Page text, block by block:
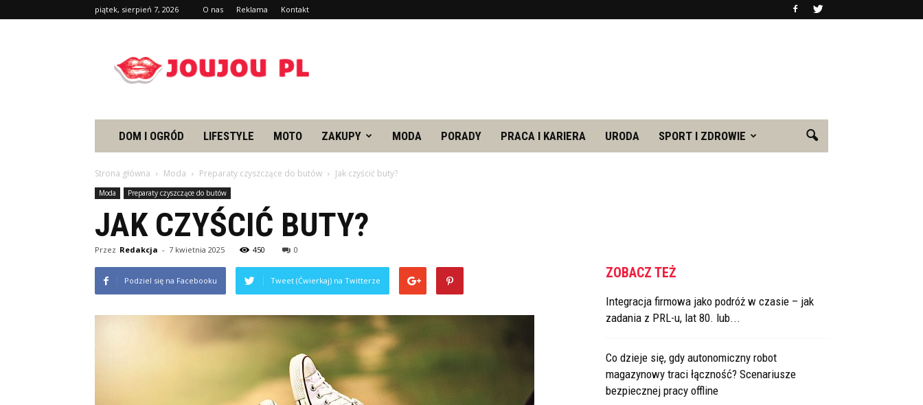
piątek, sierpień 7, 2026 O nas Reklama Kontakt
DOM I OGRÓD LIFESTYLE MOTO ZAKUPY MODA PORADY PRACA I KARIERA URODA SPORT I ZDROWIE
Strona główna Moda Preparaty czyszczące do butów Jak czyścić buty?
Moda Preparaty czyszczące do butów
JAK CZYŚCIĆ BUTY?
Przez Redakcja - 7 kwietnia 2025 450 0
Podziel się na Facebooku Tweet (Ćwierkaj) na Twitterze ZOBACZ TEŻ
Integracja firmowa jako podróż w czasie – jak
zadania z PRL-u, lat 80. lub...
Co dzieje się, gdy autonomiczny robot
magazynowy traci łączność? Scenariusze
bezpiecznej pracy offline